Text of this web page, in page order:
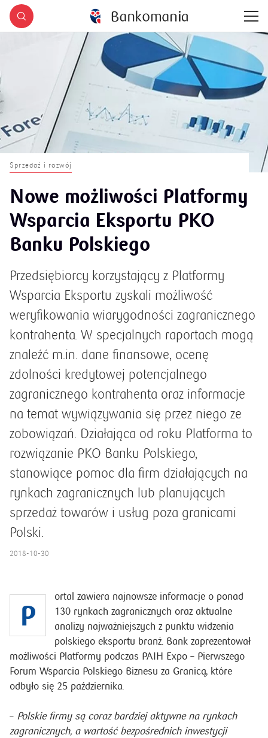
Sprzedaż i rozwój
Nowe możliwości Platformy
Wsparcia Eksportu PKO
Banku Polskiego
Przedsiębiorcy korzystający z Platformy
Wsparcia Eksportu zyskali możliwość
weryfikowania wiarygodności zagranicznego
kontrahenta. W specjalnych raportach mogą
znaleźć m.in. dane finansowe, ocenę
zdolności kredytowej potencjalnego
zagranicznego kontrahenta oraz informacje
na temat wywiązywania się przez niego ze
zobowiązań. Działająca od roku Platforma to
rozwiązanie PKO Banku Polskiego,
stanowiące pomoc dla firm działających na
rynkach zagranicznych lub planujących
sprzedaż towarów i usług poza granicami
Polski.
2018-10-30
P
ortal zawiera najnowsze informacje o ponad
130 rynkach zagranicznych oraz aktualne
analizy najważniejszych z punktu widzenia
polskiego eksportu branż. Bank zaprezentował
możliwości Platformy podczas PAIH Expo – Pierwszego
Forum Wsparcia Polskiego Biznesu za Granicą, które
odbyło się 25 października.
– Polskie firmy są coraz bardziej aktywne na rynkach
zagranicznych, a wartość bezpośrednich inwestycji